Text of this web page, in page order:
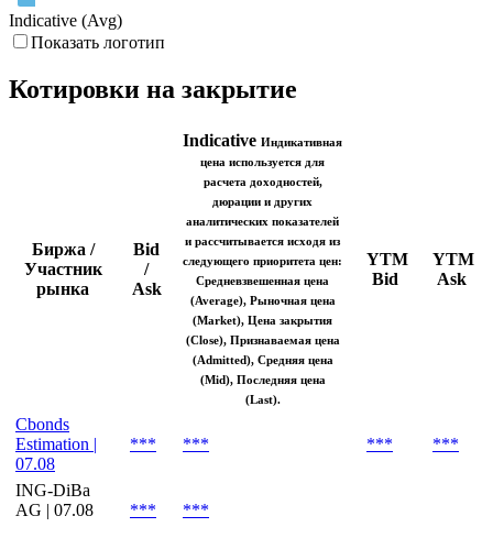
Indicative (Avg)
Показать логотип
Котировки на закрытие
Биржа /
Участник
рынка
Bid
/
Ask
Indicative Индикативная
цена используется для
расчета доходностей,
дюрации и других
аналитических показателей
и рассчитывается исходя из
следующего приоритета цен:
Средневзвешенная цена
(Average), Рыночная цена
(Market), Цена закрытия
(Close), Признаваемая цена
(Admitted), Средняя цена
(Mid), Последняя цена
(Last).
YTM
Bid
YTM
Ask
Cbonds
Estimation |
07.08
*** *** *** ***
ING-DiBa
AG | 07.08
*** ***